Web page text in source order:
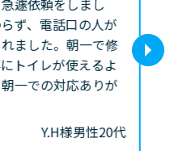
遽依頼をしまし
ず、電話口の人が
ました。朝一で修
トイレが使えるよ
一での対応ありが
Y.H様男性20代